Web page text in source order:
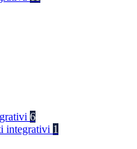
6
integrativi 1